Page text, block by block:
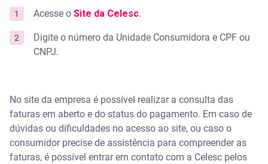
Acesse o Site da Celesc.
Digite o número da Unidade Consumidora e CPF ou
CNPJ.
No site da empresa é possível realizar a consulta das
faturas em aberto e do status do pagamento. Em caso de
dúvidas ou dificuldades no acesso ao site, ou caso o
consumidor precise de assistência para compreender as
faturas, é possível entrar em contato com a Celesc pelos